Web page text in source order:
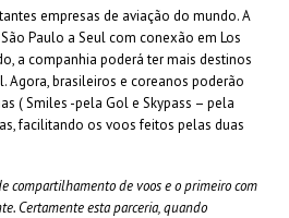
empresas de aviação do mundo. A
Paulo a Seul com conexão em Los
a companhia poderá ter mais destinos
Agora, brasileiros e coreanos poderão
( Smiles -pela Gol e Skypass – pela
facilitando os voos feitos pelas duas
compartilhamento de voos e o primeiro com
Certamente esta parceria, quando